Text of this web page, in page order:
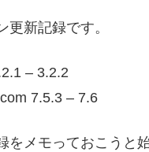
新記録です。
– 3.2.2
7.5.3 – 7.6
をメモっておこうと